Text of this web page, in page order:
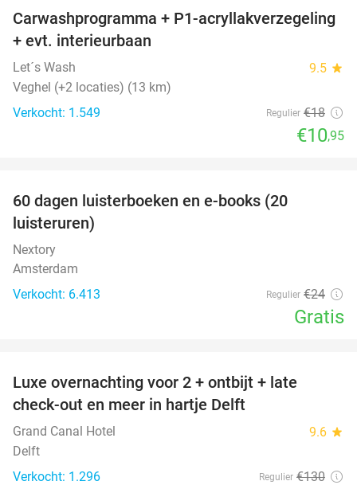
39%
Carwashprogramma + P1-acryllakverzegeling
+ evt. interieurbaan
Let´s Wash 9.5 star
Veghel (+2 locaties) (13 km)
Verkocht: 1.549
Regulier €18
€10,95
60 dagen luisterboeken en e-books (20
luisteruren)
Nextory
Amsterdam
Verkocht: 6.413
Regulier €24
Gratis
Luxe overnachting voor 2 + ontbijt + late
check-out en meer in hartje Delft
Grand Canal Hotel 9.6 star
Delft
Verkocht: 1.296
Regulier €130